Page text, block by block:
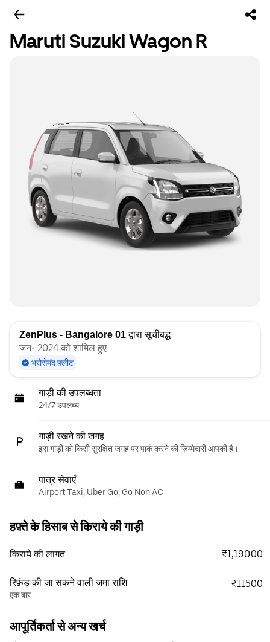
Maruti Suzuki Wagon R
ZenPlus - Bangalore 01द्वारा सूचीबद्ध
जन॰ 2024 को शामिल हुए
भरोसेमंद फ़्लीट
गाड़ी की उपलब्धता
24/7 उपलब्ध
गाड़ी रखने की जगह
इस गाड़ी को किसी सुरक्षित जगह पर पार्क करने की ज़िम्मेदारी आपकी है।
पात्र सेवाएँ
Airport Taxi, Uber Go, Go Non AC
हफ़्ते के हिसाब से किराये की गाड़ी
किराये की लागत ₹1,190.00
रिफ़ंड की जा सकने वाली जमा राशि
एक बार
₹11500
आपूर्तिकर्ता से अन्य खर्च